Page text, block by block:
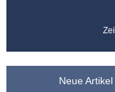
Neue